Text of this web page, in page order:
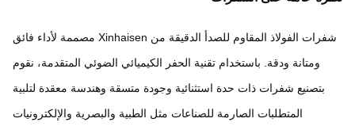
شفرات الفولاذ المقاوم للصدأ الدقيقة من Xinhaisen مصممة لأداء فائق
ومتانة ودقة. باستخدام تقنية الحفر الكيميائي الضوئي المتقدمة، نقوم
بتصنيع شفرات ذات حدة استثنائية وجودة متسقة وهندسة معقدة لتلبية
المتطلبات الصارمة للصناعات مثل الطبية والبصرية والإلكترونيات